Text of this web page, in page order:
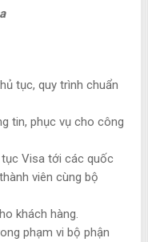
tục, quy trình chuẩn
tin, phục vụ cho công
Visa tới các quốc
viên cùng bộ
khách hàng.
phạm vi bộ phận